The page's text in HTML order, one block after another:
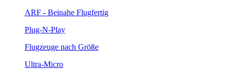
ARF - Beinahe Flugfertig
Plug-N-Play
Flugzeuge nach Größe
Ultra-Micro